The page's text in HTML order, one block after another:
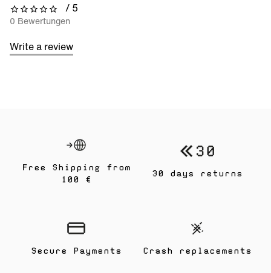
0 out of 5 stars
/ 5
0 Bewertungen
Write a review
Free Shipping from
100 €
Secure Payments
30 days returns
Crash replacements